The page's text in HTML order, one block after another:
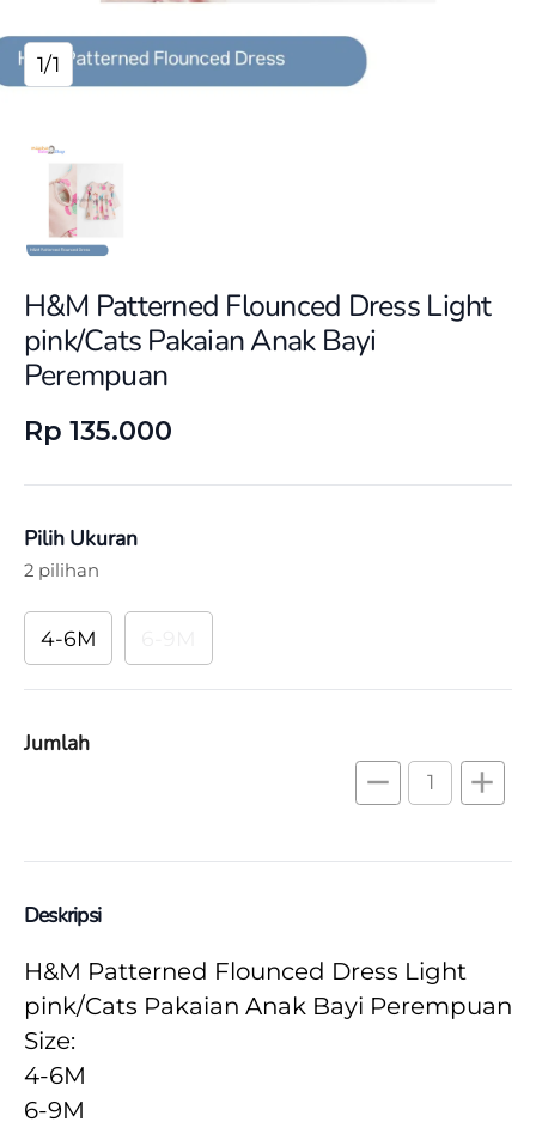
1/1
H&M Patterned Flounced Dress Light
pink/Cats Pakaian Anak Bayi
Perempuan
Rp 135.000
Pilih Ukuran
2 pilihan
4-6M
Jumlah
remove add
Deskripsi
H&M Patterned Flounced Dress Light
pink/Cats Pakaian Anak Bayi Perempuan
Size:
4-6M
6-9M